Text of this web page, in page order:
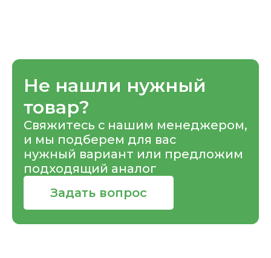
Не нашли нужный
товар?
Свяжитесь с нашим менеджером,
и мы подберем для вас
нужный вариант или предложим
подходящий аналог
Задать вопрос